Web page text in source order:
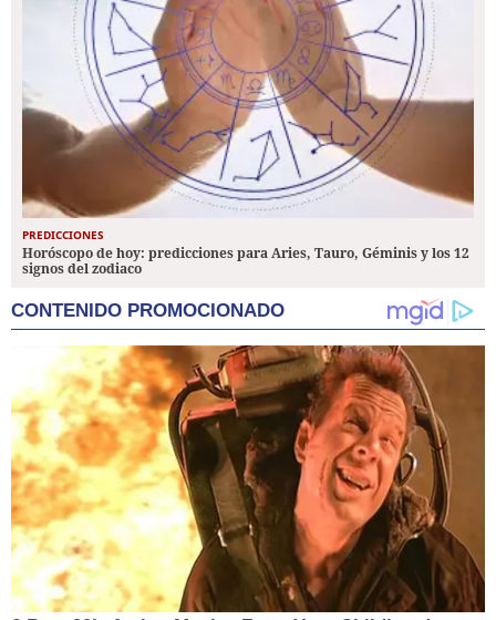
PREDICCIONES
Horóscopo de hoy: predicciones para Aries, Tauro, Géminis y los 12
signos del zodiaco
CONTENIDO PROMOCIONADO